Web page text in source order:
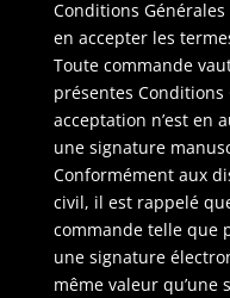
Conditions
en accepter les
Toute commande
présentes Conditions
acceptation n’est en
une signature
Conformément aux
civil, il est rappelé
commande telle que
une signature
même valeur qu’une